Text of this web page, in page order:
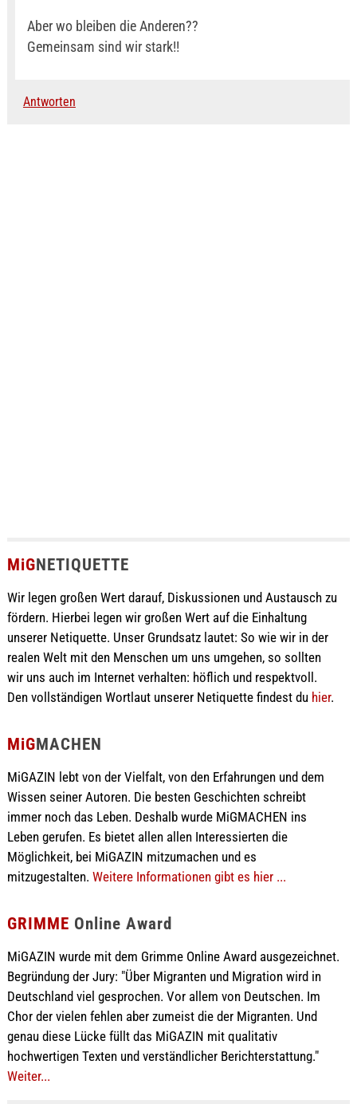
Aber wo bleiben die Anderen??
Gemeinsam sind wir stark!!
Antworten
MiGNETIQUETTE
Wir legen großen Wert darauf, Diskussionen und Austausch zu
fördern. Hierbei legen wir großen Wert auf die Einhaltung
unserer Netiquette. Unser Grundsatz lautet: So wie wir in der
realen Welt mit den Menschen um uns umgehen, so sollten
wir uns auch im Internet verhalten: höflich und respektvoll.
Den vollständigen Wortlaut unserer Netiquette findest du hier.
MiGMACHEN
MiGAZIN lebt von der Vielfalt, von den Erfahrungen und dem
Wissen seiner Autoren. Die besten Geschichten schreibt
immer noch das Leben. Deshalb wurde MiGMACHEN ins
Leben gerufen. Es bietet allen allen Interessierten die
Möglichkeit, bei MiGAZIN mitzumachen und es
mitzugestalten. Weitere Informationen gibt es hier ...
GRIMME Online Award
MiGAZIN wurde mit dem Grimme Online Award ausgezeichnet.
Begründung der Jury: "Über Migranten und Migration wird in
Deutschland viel gesprochen. Vor allem von Deutschen. Im
Chor der vielen fehlen aber zumeist die der Migranten. Und
genau diese Lücke füllt das MiGAZIN mit qualitativ
hochwertigen Texten und verständlicher Berichterstattung."
Weiter...